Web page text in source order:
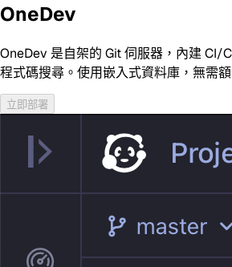
OneDev
OneDev 是自架的 Git 伺服器，內建 CI/
程式碼搜尋。使用嵌入式資料庫，無需
立即部署